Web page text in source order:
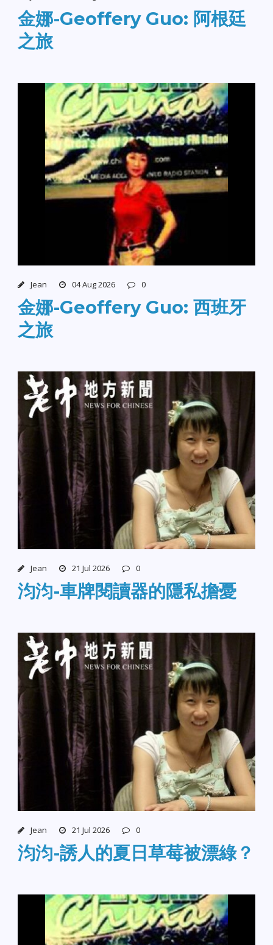
金娜-Geoffery Guo: 阿根廷
之旅
Jean 04 Aug 2026 0
金娜-Geoffery Guo: 西班牙
之旅
Jean 21 Jul 2026 0
汮汮-車牌閱讀器的隱私擔憂
Jean 21 Jul 2026 0
汮汮-誘人的夏日草莓被漂綠？